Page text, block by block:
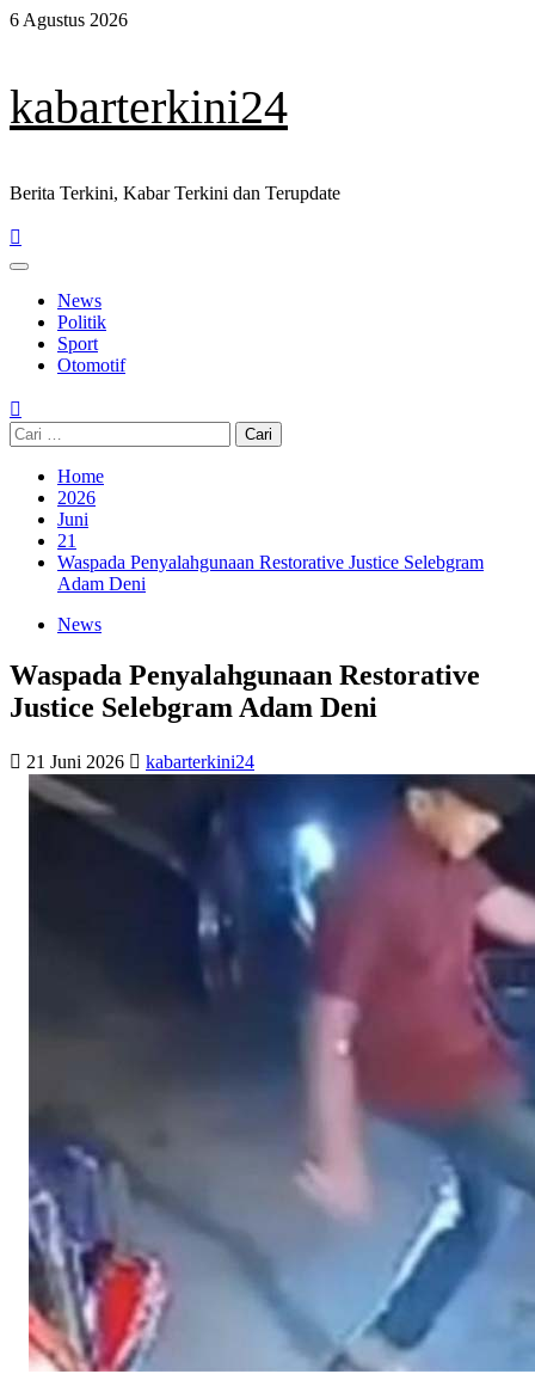
Skip
6 Agustus 2026
kabarterkini24
Berita Terkini, Kabar Terkini dan Terupdate
Primary
News
Politik
Sport
Otomotif
Cari
untuk:
Home
2026
Juni
21
Waspada Penyalahgunaan Restorative Justice Selebgram
Adam Deni
News
Waspada Penyalahgunaan Restorative
Justice Selebgram Adam Deni
21 Juni 2026 kabarterkini24